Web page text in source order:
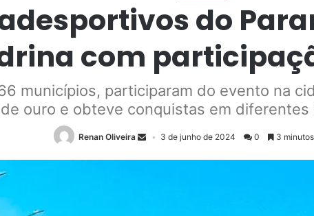
do
com
municípios, participaram do evento na
de ouro e obteve conquistas em diferentes
Renan Oliveira 3 de junho de 2024 0 3